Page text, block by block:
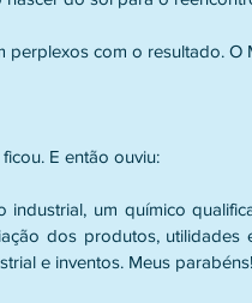
perplexos com o resultado.
E então ouviu:
industrial, um químico
dos produtos,
e inventos. Meus parabéns!